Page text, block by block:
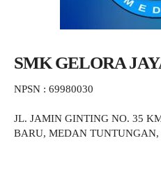
SMK GELORA
NPSN : 69980030
JL. JAMIN GINTING NO. 35
BARU, MEDAN TUNTUNGAN,